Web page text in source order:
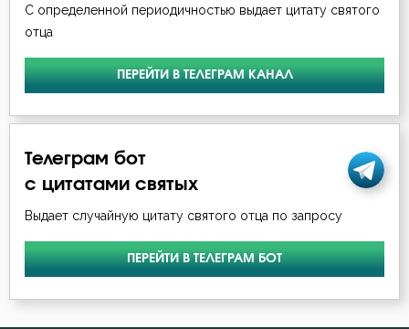
Гордость
Грех
Дело
Добро
Добродетель
Духовная жизнь
Душа
Илия Екдик
Иоанн Златоуст
Иоанн Кронштадтский
Иосиф Оптинский (Литовкин)
Исаак Сирин Ниневийский
Исидор Пелусиот
Киприан Карфагенский
С определенной периодичностью выдает цитату святого
отца
ПЕРЕЙТИ В ТЕЛЕГРАМ КАНАЛ
Телеграм бот
с цитатами святых
Выдает случайную цитату святого отца по запросу
ПЕРЕЙТИ В ТЕЛЕГРАМ БОТ